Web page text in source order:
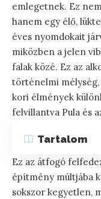
emlegetnek. Ez
hanem egy élő,
éves nyomdokait
miközben a jelen
falak közé. Ez az
történelmi mélység,
kori élmények
felvillantva Pula és
Tartalom
Ez az átfogó
építmény múltjába
sokszor kegyetlen,